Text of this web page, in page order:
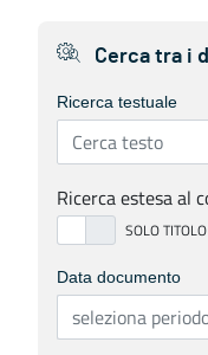
Cerca tra i
Ricerca testuale
Ricerca estesa al
Data documento